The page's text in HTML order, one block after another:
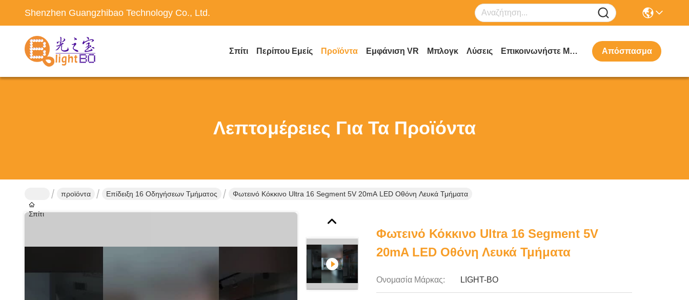
Shenzhen Guangzhibao Technology Co., Ltd.
Σπίτι Περίπου Εμείς Προϊόντα Εμφάνιση VR Μπλογκ Λύσεις Επικοινωνήστε Μαζί Μας Απόσπασμα
Λεπτομέρειες Για Τα Προϊόντα
Σπίτι
προϊόντα Επίδειξη 16 Οδηγήσεων Τμήματος Φωτεινό Κόκκινο Ultra 16 Segment 5V 20mA LED Οθόνη Λευκά Τμήματα
Φωτεινό Κόκκινο Ultra 16 Segment 5V
20mA LED Οθόνη Λευκά Τμήματα
Ονομασία Μάρκας: LIGHT-BO